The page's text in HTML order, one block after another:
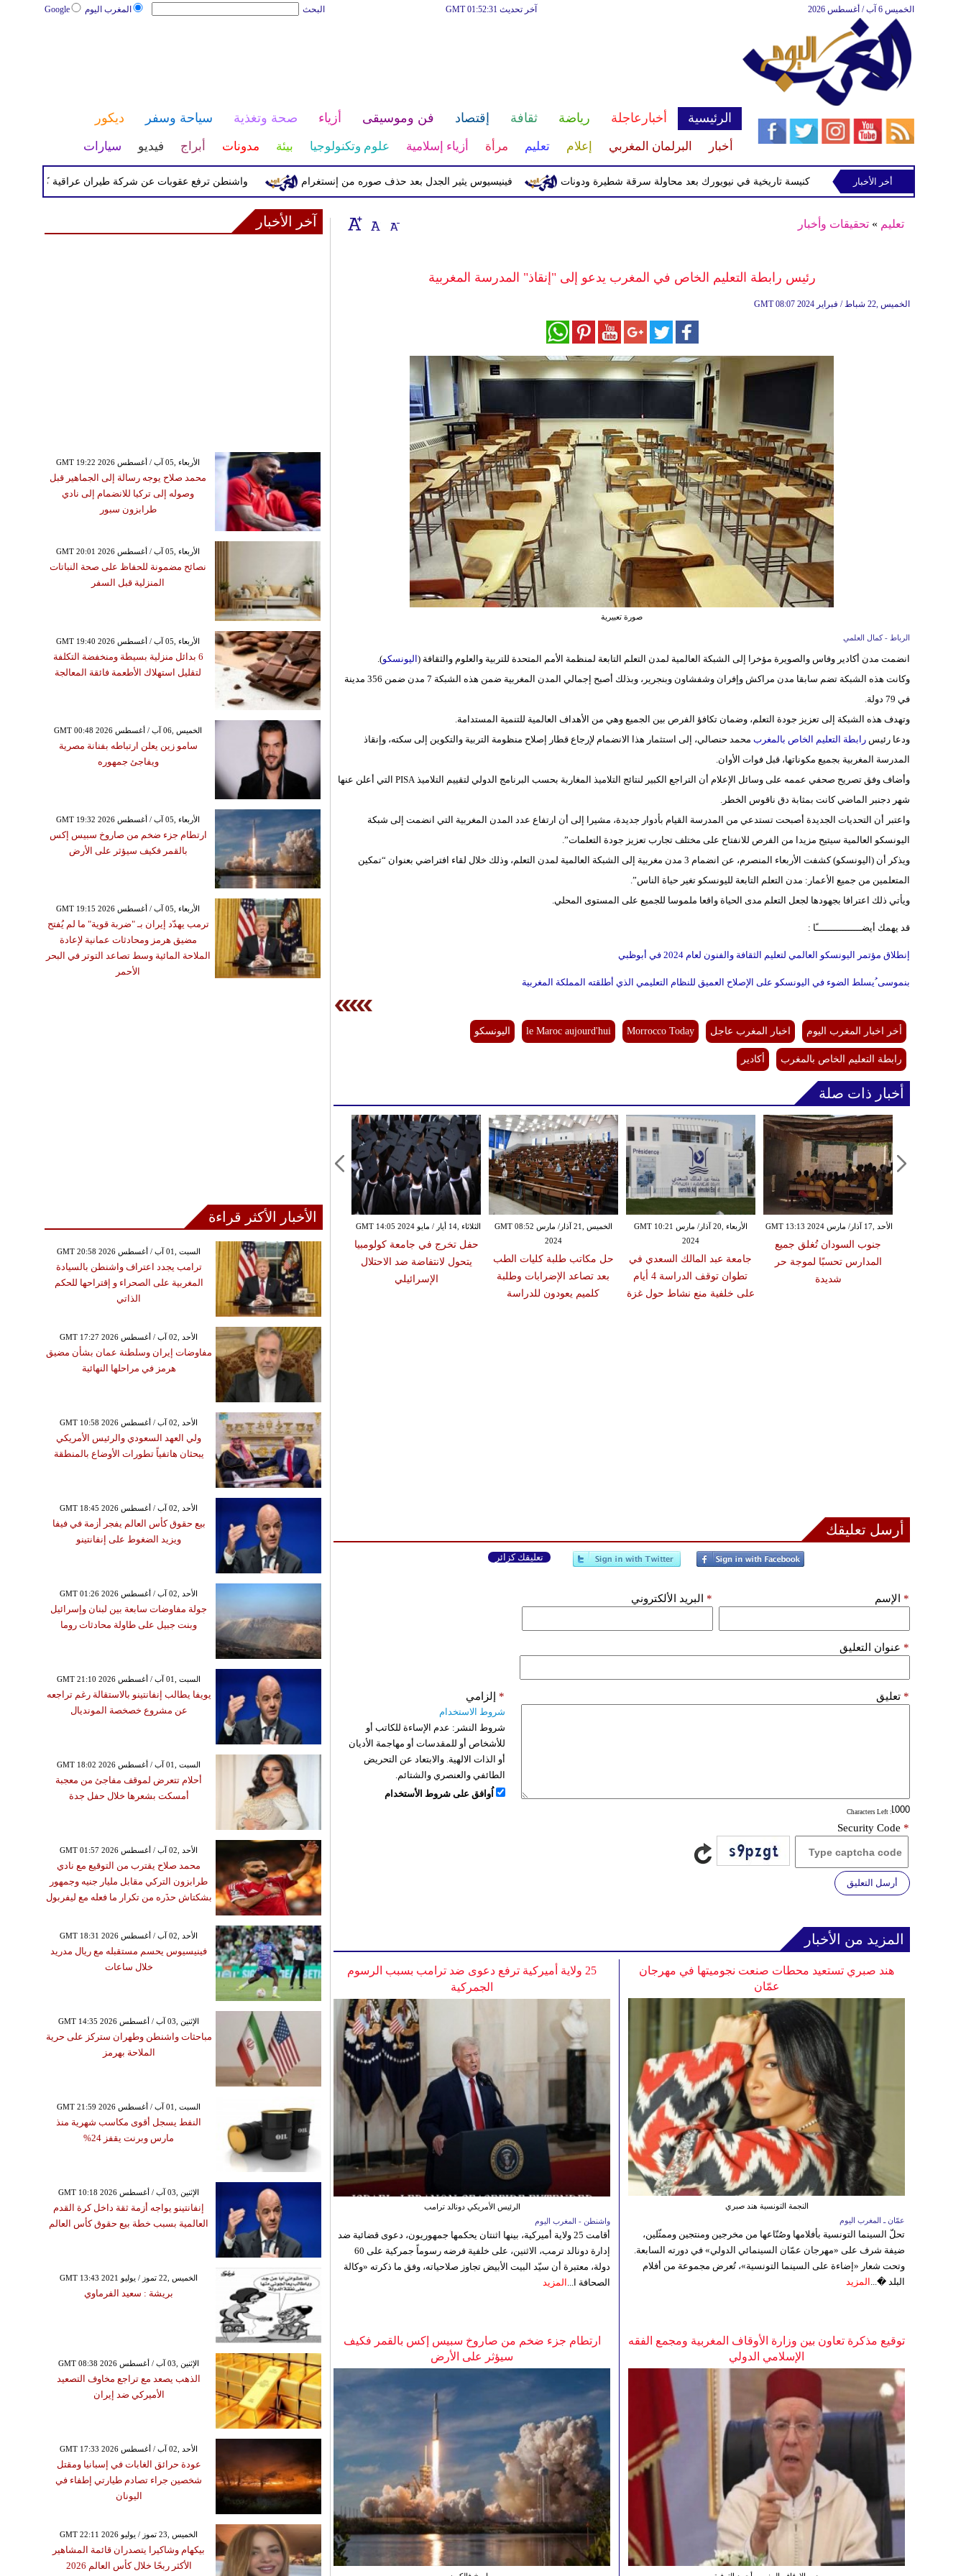
المغرب اليوم Google البحث آخر تحديث GMT 01:52:31 الخميس 6 آب / أغسطس 2026
الرئيسية أخبارعاجلة رياضة ثقافة إقتصاد فن وموسيقى أزياء صحة وتغذية سياحة وسفر ديكور
أخبار البرلمان المغربي إعلام تعليم مرأة أزياء إسلامية علوم وتكنولوجيا بيئة مدونات أبراج فيديو سيارات
واشنطن ترفع عقوبات عن شركة طيران عراقية كانت مدرجة بسبب فينيسيوس يثير الجدل بعد حذف صوره من إنستغرام القبض على متهم بإحراق كنيسة تاريخية في نيويورك بعد محاولة سرقة شطيرة ودونات
أخر الأخبار
تعليم » تحقيقات وأخبار
رئيس رابطة التعليم الخاص في المغرب يدعو إلى "إنقاذ" المدرسة المغربية
GMT 08:07 2024 الخميس ,22 شباط / فبراير
صورة تعبيرية
الرباط - كمال العلمي
انضمت مدن أكادير وفاس والصويرة مؤخرا إلى الشبكة العالمية لمدن التعلم التابعة لمنظمة الأمم المتحدة للتربية والعلوم والثقافة (اليونسكو).
وكانت هذه الشبكة تضم سابقا مدن مراكش وإفران وشفشاون وبنجرير، وبذلك أصبح إجمالي المدن المغربية ضمن هذه الشبكة 7 مدن ضمن 356 مدينة
في 79 دولة.
وتهدف هذه الشبكة إلى تعزيز جودة التعلم، وضمان تكافؤ الفرص بين الجميع وهي من الأهداف العالمية للتنمية المستدامة.
ودعا رئيس رابطة التعليم الخاص بالمغربمحمد حنصالي، إلى استثمار هذا الانضمام لإرجاع قطار إصلاح منظومة التربية والتكوين إلى سكته، وإنقاذ
المدرسة المغربية بجميع مكوناتها، قبل فوات الأوان.
وأضاف وفق تصريح صحفي عممه على وسائل الإعلام أن التراجع الكبير لنتائج التلاميذ المغاربة بحسب البرنامج الدولي لتقييم التلاميذ PISA التي أعلن عنها
شهر دجنبر الماضي كانت بمثابة دق ناقوس الخطر.
واعتبر أن التحديات الجديدة أصبحت تستدعي من المدرسة القيام بأدوار جديدة، مشيرا إلى أن ارتفاع عدد المدن المغربية التي انضمت إلى شبكة
اليونسكو العالمية سيتيح مزيدا من الفرص للانفتاح على مختلف تجارب تعزيز جودة التعلمات”.
ويذكر أن (اليونسكو) كشفت الأربعاء المنصرم، عن انضمام 3 مدن مغربية إلى الشبكة العالمية لمدن التعلم، وذلك خلال لقاء افتراضي بعنوان “تمكين
المتعلمين من جميع الأعمار: مدن التعلم التابعة لليونسكو تغير حياة الناس”.
ويأتي ذلك اعترافا بجهودها لجعل التعلم مدى الحياة واقعا ملموسا للجميع على المستوى المحلي.
قد يهمك أيضــــــــــــــــًا :
إنطلاق مؤتمر اليونسكو العالمي لتعليم الثقافة والفنون لعام 2024 في أبوظبي
بنموسى ُيسلط الضوء في اليونسكو على الإصلاح العميق للنظام التعليمي الذي أطلقته المملكة المغربية
أخر اخبار المغرب اليوم اخبار المغرب عاجل Morrocco Today
le Maroc aujourd'hui اليونسكو
رابطة التعليم الخاص بالمغرب أكادير
أخبار ذات صلة
الخميس ,16 أيار / مايو GMT 09:48
2024
مدارس بريطانيا تنصح طلابها
لتقنين وقت الإنترنت وتجنّب
النصائح الجنسية مبكّرا
الثلاثاء ,14 أيار / مايو GMT 14:05 2024
حفل تخرج في جامعة كولومبيا
يتحول لانتفاضة ضد الاحتلال
الإسرائيلي
الخميس ,21 آذار/ مارس GMT 08:52
2024
حل مكاتب طلبة كليات الطب
بعد تصاعد الإضرابات وطلبة
كلميم يعودون للدراسة
الأربعاء ,20 آذار/ مارس GMT 10:21
2024
جامعة عبد المالك السعدي في
تطوان توقف الدراسة 4 أيام
على خلفية منع نشاط حول غزة
الأحد ,17 آذار/ مارس GMT 13:13 2024
جنوب السودان تُغلق جميع
المدارس تحسبًا لموجة حر
شديدة
أرسل تعليقك
تعليقك كزائر
الإسم * البريد الألكتروني *
عنوان التعليق *
تعليق *
: Characters Left
إلزامي *
شروط الاستخدام
شروط النشر: عدم الإساءة للكاتب أو
للأشخاص أو للمقدسات أو مهاجمة الأديان
أو الذات الالهية. والابتعاد عن التحريض
الطائفي والعنصري والشتائم.
اُوافق على شروط الأستخدام
Security Code *
أرسل التعليق
المزيد من الأخبار
25 ولاية أميركية ترفع دعوى ضد ترامب بسبب الرسوم
الجمركية
الرئيس الأمريكي دونالد ترامب
واشنطن - المغرب اليوم
أقامت 25 ولاية أميركية، بينها اثنتان يحكمها جمهوريون، دعوى قضائية ضد
إدارة دونالد ترمب، الاثنين، على خلفية فرضه رسوماً جمركية على 60
دولة، معتبرة أن سيّد البيت الأبيض تجاوز صلاحياته، وفق ما ذكرته «وكالة
الصحافة ا... المزيد
هند صبري تستعيد محطات صنعت نجوميتها في مهرجان
عمّان
النجمة التونسية هند صبري
عمّان ـ المغرب اليوم
تحلّ السينما التونسية بأفلامها وصُنّاعها من مخرجين ومنتجين وممثّلين،
ضيفة شرف على «مهرجان عمّان السينمائي الدولي» في دورته السابعة.
وتحت شعار «إضاءة على السينما التونسية»، تُعرض مجموعة من أفلام
البلد �... المزيد
ارتطام جزء ضخم من صاروخ سبيس إكس بالقمر فكيف
سيؤثر على الأرض
توقيع مذكرة تعاون بين وزارة الأوقاف المغربية ومجمع الفقه
الإسلامي الدولي
آخر الأخبار
GMT 19:22 2026 الأربعاء ,05 آب / أغسطس
محمد صلاح يوجه رسالة إلى الجماهير قبل
وصوله إلى تركيا للانضمام إلى نادي
طرابزون سبور
GMT 20:01 2026 الأربعاء ,05 آب / أغسطس
نصائح مضمونة للحفاظ على صحة النباتات
المنزلية قبل السفر
GMT 19:40 2026 الأربعاء ,05 آب / أغسطس
6 بدائل منزلية بسيطة ومنخفضة التكلفة
لتقليل استهلاك الأطعمة فائقة المعالجة
GMT 00:48 2026 الخميس ,06 آب / أغسطس
سامو زين يعلن ارتباطه بفنانة مصرية
ويفاجئ جمهوره
GMT 19:32 2026 الأربعاء ,05 آب / أغسطس
ارتطام جزء ضخم من صاروخ سبيس إكس
بالقمر فكيف سيؤثر على الأرض
GMT 19:15 2026 الأربعاء ,05 آب / أغسطس
ترمب يهدّد إيران بـ "ضربة قوية" ما لم يُفتح
مضيق هرمز ومحادثات عمانية لإعادة
الملاحة المائية وسط تصاعد التوتر في البحر
الأحمر
الأخبار الأكثر قراءة
GMT 20:58 2026 السبت ,01 آب / أغسطس
ترامب يجدد اعتراف واشنطن بالسيادة
المغربية على الصحراء و إقتراحها للحكم
الذاتي
GMT 17:27 2026 الأحد ,02 آب / أغسطس
مفاوضات إيران وسلطنة عمان بشأن مضيق
هرمز في مراحلها النهائية
GMT 10:58 2026 الأحد ,02 آب / أغسطس
ولي العهد السعودي والرئيس الأمريكي
يبحثان هاتفياً تطورات الأوضاع بالمنطقة
GMT 18:45 2026 الأحد ,02 آب / أغسطس
بيع حقوق كأس العالم يفجر أزمة في فيفا
ويزيد الضغوط على إنفانتينو
GMT 01:26 2026 الأحد ,02 آب / أغسطس
جولة مفاوضات سابعة بين لبنان وإسرائيل
وبنت جبيل على طاولة محادثات روما
GMT 21:10 2026 السبت ,01 آب / أغسطس
يويفا يطالب إنفانتينو بالاستقالة رغم تراجعه
عن مشروع خصخصة المونديال
GMT 18:02 2026 السبت ,01 آب / أغسطس
أحلام تتعرض لموقف مفاجئ من معجبة
أمسكت بشعرها خلال حفل جدة
GMT 01:57 2026 الأحد ,02 آب / أغسطس
محمد صلاح يقترب من التوقيع مع نادي
طرابزون التركي مقابل مليار جنيه وجمهور
بشكتاش حذَره من تكرار ما فعله مع ليفربول
GMT 18:31 2026 الأحد ,02 آب / أغسطس
فينيسيوس يحسم مستقبله مع ريال مدريد
خلال ساعات
GMT 14:35 2026 الإثنين ,03 آب / أغسطس
مباحثات واشنطن وطهران ستركز على حرية
الملاحة بهرمز
GMT 21:59 2026 السبت ,01 آب / أغسطس
النفط يسجل أقوى مكاسب شهرية منذ
مارس وبرنت يقفز 24%
GMT 10:18 2026 الإثنين ,03 آب / أغسطس
إنفانتينو يواجه أزمة ثقة داخل كرة القدم
العالمية بسبب خطة بيع حقوق كأس العالم
GMT 13:43 2021 الخميس ,22 تموز / يوليو
بريشة : سعيد الفرماوي
GMT 08:38 2026 الإثنين ,03 آب / أغسطس
الذهب يصعد مع تراجع مخاوف التصعيد
الأميركي ضد إيران
GMT 17:33 2026 الأحد ,02 آب / أغسطس
عودة حرائق الغابات في إسبانيا ومقتل
شخصين جراء تصادم طيارتي إطفاء في
اليونان
GMT 22:11 2026 الخميس ,23 تموز / يوليو
بيكهام وشاكيرا يتصدران قائمة المشاهير
الأكثر ربحًا خلال كأس العالم 2026